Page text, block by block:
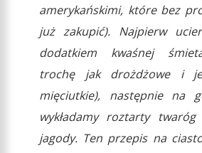
amerykańskimi, które bez
już zakupić). Najpierw
dodatkiem kwaśnej
trochę jak drożdżowe i
mięciutkie), następnie na
wykładamy roztarty
jagody. Ten przepis na